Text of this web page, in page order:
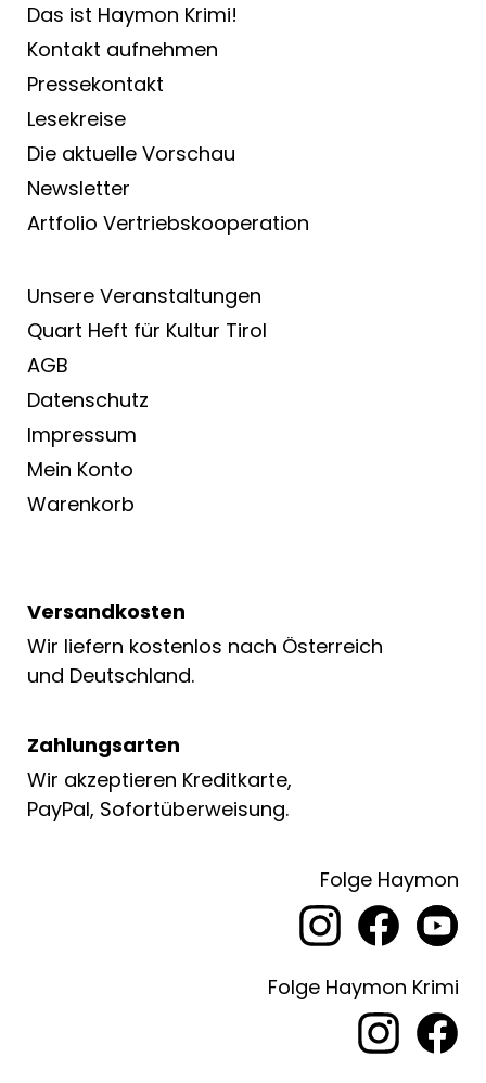
Das ist Haymon Krimi!
Kontakt aufnehmen
Pressekontakt
Lesekreise
Die aktuelle Vorschau
Newsletter
Artfolio Vertriebs­kooperation
Unsere Veranstaltungen
Quart Heft für Kultur Tirol
AGB
Datenschutz
Impressum
Mein Konto
Warenkorb
Versandkosten
Wir liefern kostenlos nach Österreich
und Deutschland.
Zahlungsarten
Wir akzeptieren Kreditkarte,
PayPal, Sofortüberweisung.
Folge Haymon
Folge Haymon Krimi